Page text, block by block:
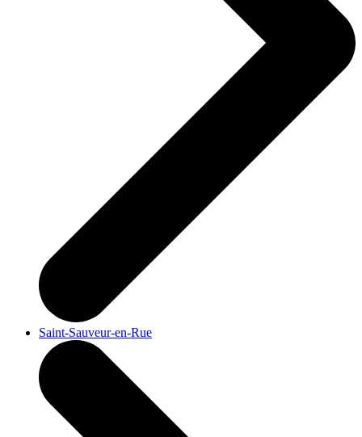
Saint-Sauveur-en-Rue